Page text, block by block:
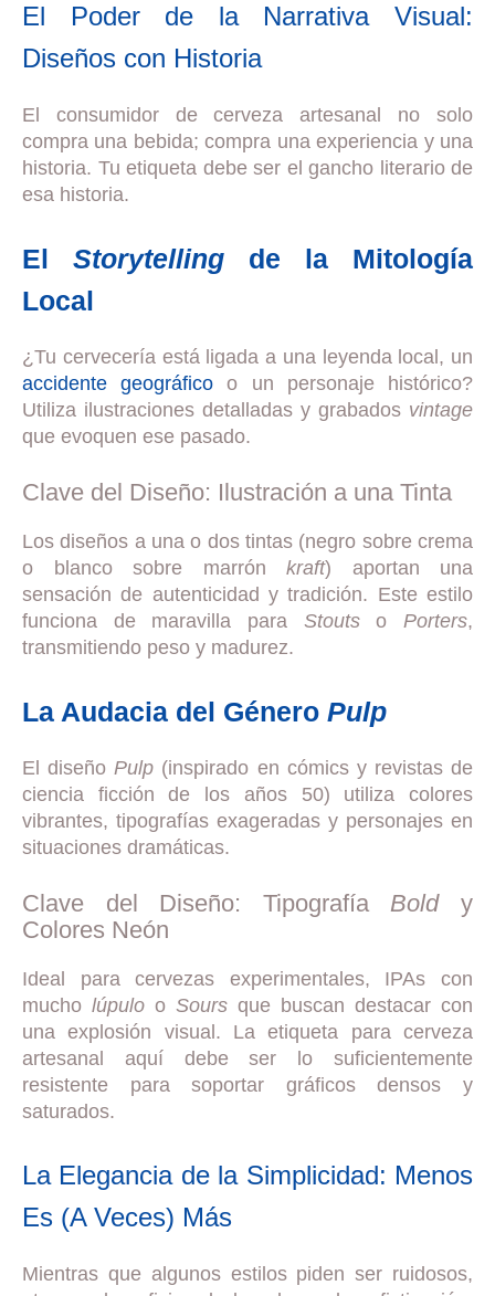
El Poder de la Narrativa Visual:
Diseños con Historia
El consumidor de cerveza artesanal no solo
compra una bebida; compra una experiencia y una
historia. Tu etiqueta debe ser el gancho literario de
esa historia.
El Storytelling de la Mitología
Local
¿Tu cervecería está ligada a una leyenda local, un
accidente geográfico o un personaje histórico?
Utiliza ilustraciones detalladas y grabados vintage
que evoquen ese pasado.
Clave del Diseño: Ilustración a una Tinta
Los diseños a una o dos tintas (negro sobre crema
o blanco sobre marrón kraft) aportan una
sensación de autenticidad y tradición. Este estilo
funciona de maravilla para StoutsoPorters,
transmitiendo peso y madurez.
La Audacia del Género Pulp
El diseñoPulp (inspirado en cómics y revistas de
ciencia ficción de los años 50) utiliza colores
vibrantes, tipografías exageradas y personajes en
situaciones dramáticas.
Clave del Diseño: TipografíaBoldy
Colores Neón
Ideal para cervezas experimentales, IPAs con
mucho lúpulo o Sours que buscan destacar con
una explosión visual. La etiqueta para cerveza
artesanal aquí debe ser lo suficientemente
resistente para soportar gráficos densos y
saturados.
La Elegancia de la Simplicidad: Menos
Es (A Veces) Más
Mientras que algunos estilos piden ser ruidosos,